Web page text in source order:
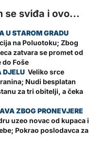
se sviđa i ovo...
na Poluotoku; Zbog
zatvara se promet od
do Foše
Veliko srce
Nudi besplatan
za tri obitelji, a čeka
uzeo novac od kupaca i
Pokrao poslodavca za